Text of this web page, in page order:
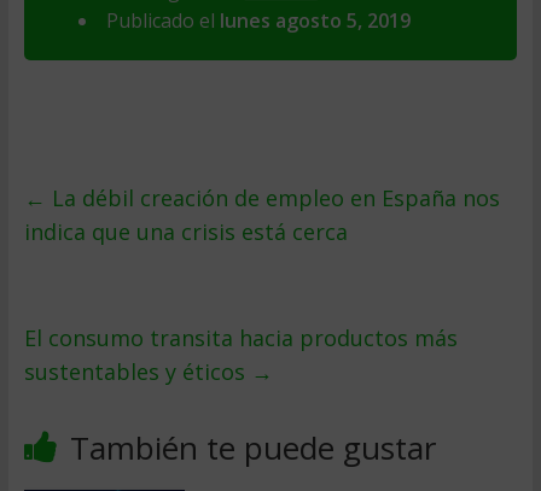
Publicado el lunes agosto 5, 2019
← La débil creación de empleo en España nos
indica que una crisis está cerca
El consumo transita hacia productos más
sustentables y éticos →
También te puede gustar